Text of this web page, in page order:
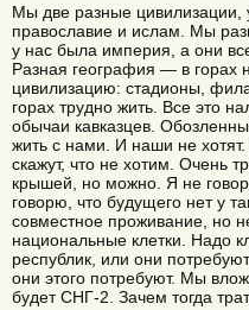
Мы две разные цивилизации,
православие и ислам. Мы
у нас была империя, а они
Разная география — в горах
цивилизацию: стадионы,
горах трудно жить. Все это
обычаи кавказцев.
жить с нами. И наши не хотят.
скажут, что не хотим. Очень
крышей, но можно. Я не
говорю, что будущего нет у
совместное проживание, но
национальные клетки. Надо
республик, или они
они этого потребуют. Мы
будет СНГ-2. Зачем тогда